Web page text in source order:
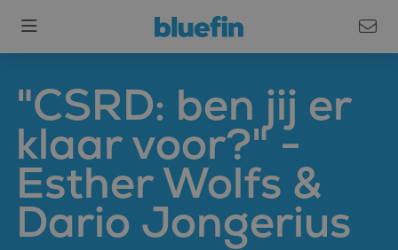
"CSRD: ben jij er
klaar voor?" -
Esther Wolfs &
Dario Jongerius